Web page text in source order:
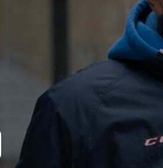
Барыс
Салават
Сибирь